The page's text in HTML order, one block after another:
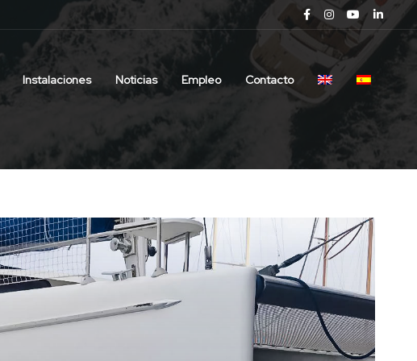
Instalaciones Noticias Empleo Contacto